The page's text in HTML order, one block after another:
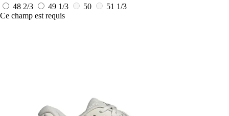
48 2/3
49 1/3 50
51 1/3
Ce champ est requis